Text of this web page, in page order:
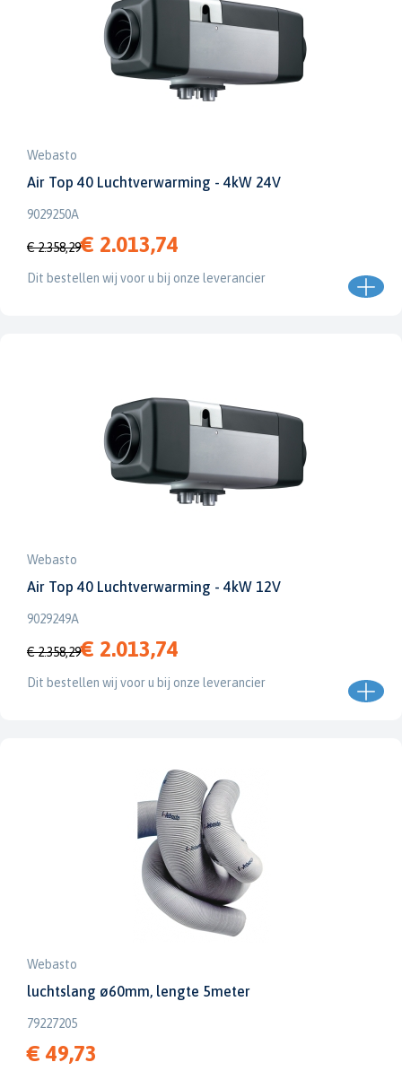
Webasto
Air Top 40 Luchtverwarming - 4kW 24V
9029250A
€ 2.358,29€ 2.013,74
Dit bestellen wij voor u bij onze leverancier
Webasto
Air Top 40 Luchtverwarming - 4kW 12V
9029249A
€ 2.358,29€ 2.013,74
Dit bestellen wij voor u bij onze leverancier
Webasto
luchtslang ø60mm, lengte 5meter
79227205
€ 49,73